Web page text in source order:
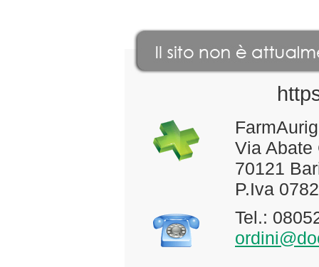
Via Abate
70121
P.Iva
Tel.: